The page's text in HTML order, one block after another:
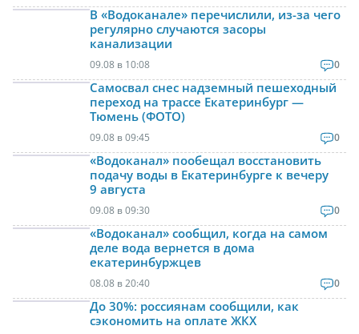
В «Водоканале» перечислили, из-за чего
регулярно случаются засоры
канализации
09.08 в 10:08 0
Самосвал снес надземный пешеходный
переход на трассе Екатеринбург —
Тюмень (ФОТО)
09.08 в 09:45 0
«Водоканал» пообещал восстановить
подачу воды в Екатеринбурге к вечеру
9 августа
09.08 в 09:30 0
«Водоканал» сообщил, когда на самом
деле вода вернется в дома
екатеринбуржцев
08.08 в 20:40 0
До 30%: россиянам сообщили, как
сэкономить на оплате ЖКХ